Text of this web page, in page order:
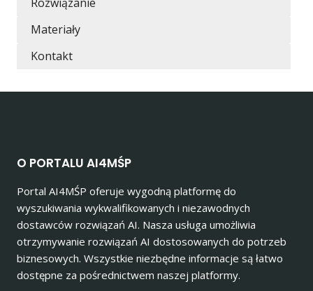
Materiały
Kontakt
O PORTALU AI4MŚP
Portal AI4MŚP oferuje wygodną platformę do
wyszukiwania wykwalifikowanych i niezawodnych
dostawców rozwiązań AI. Nasza usługa umożliwia
otrzymywanie rozwiązań AI dostosowanych do potrzeb
biznesowych. Wszystkie niezbędne informacje są łatwo
dostępne za pośrednictwem naszej platformy.